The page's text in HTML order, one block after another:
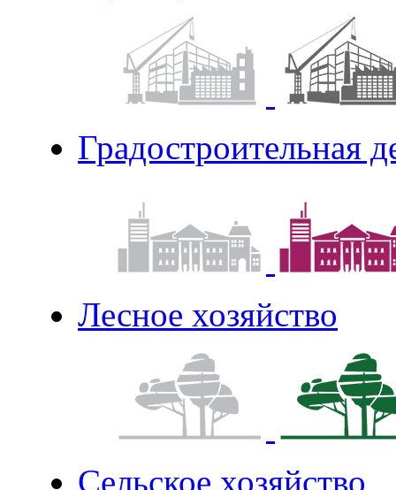
Градостроительная
Лесное хозяйство
Сельское хозяйство